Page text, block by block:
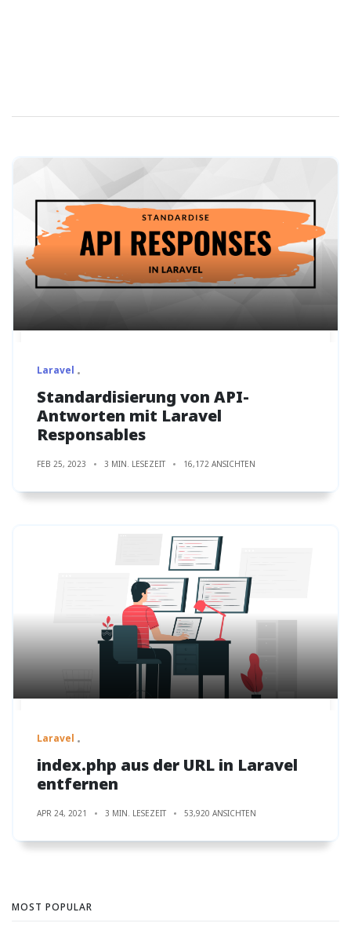
Laravel
Standardisierung von API-
Antworten mit Laravel
Responsables
FEB 25, 2023 3 MIN. LESEZEIT 16,172 ANSICHTEN
Laravel
index.php aus der URL in Laravel
entfernen
APR 24, 2021 3 MIN. LESEZEIT 53,920 ANSICHTEN
MOST POPULAR